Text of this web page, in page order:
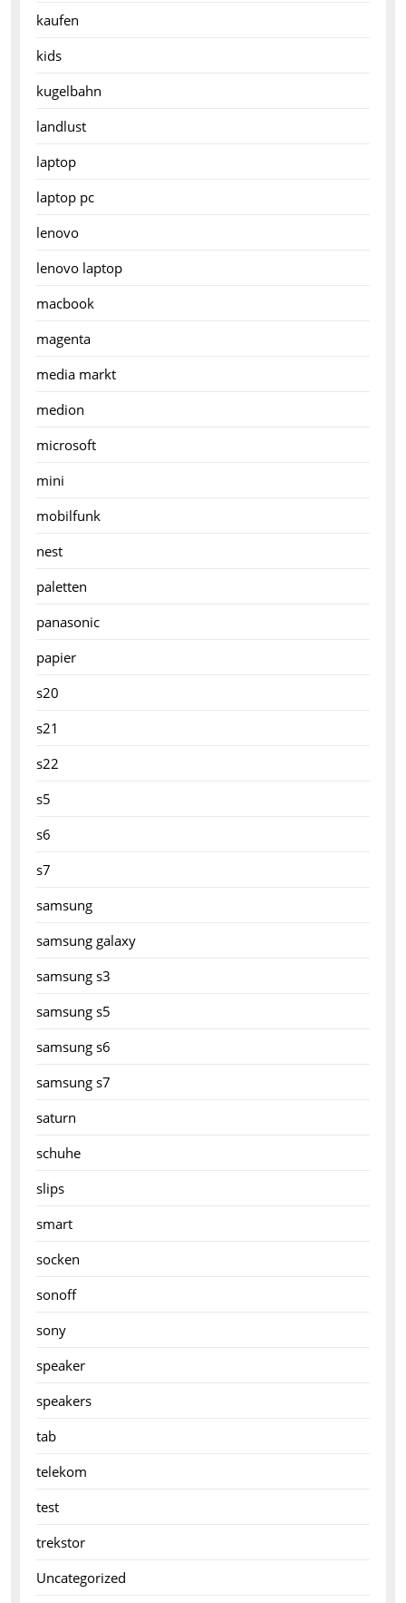
kaufen
kids
kugelbahn
landlust
laptop
laptop pc
lenovo
lenovo laptop
macbook
magenta
media markt
medion
microsoft
mini
mobilfunk
nest
paletten
panasonic
papier
s20
s21
s22
s5
s6
s7
samsung
samsung galaxy
samsung s3
samsung s5
samsung s6
samsung s7
saturn
schuhe
slips
smart
socken
sonoff
sony
speaker
speakers
tab
telekom
test
trekstor
Uncategorized